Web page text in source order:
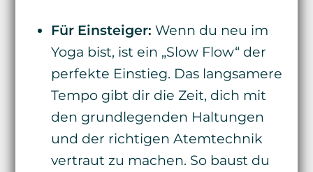
Für Einsteiger: Wenn du neu im
Yoga bist, ist ein „Slow Flow“ der
perfekte Einstieg. Das langsamere
Tempo gibt dir die Zeit, dich mit
den grundlegenden Haltungen
und der richtigen Atemtechnik
vertraut zu machen. So baust du